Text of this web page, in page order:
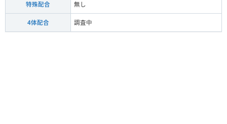
特殊配合 無し
4体配合 調査中